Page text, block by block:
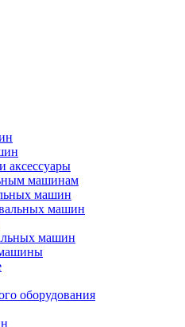
машинам
машин
машин
машин
оборудования